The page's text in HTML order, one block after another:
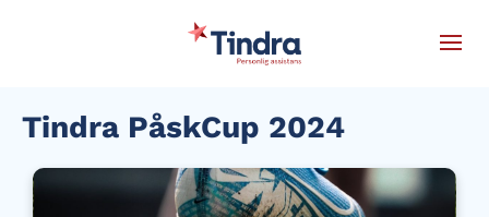
Tindra PåskCup 2024